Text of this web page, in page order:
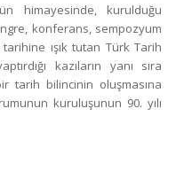
himayesinde, kurulduğu
konferans, sempozyum
ışık tutan Türk Tarih
kazıların yanı sıra
tarih bilincinin oluşmasına
kuruluşunun 90. yılı